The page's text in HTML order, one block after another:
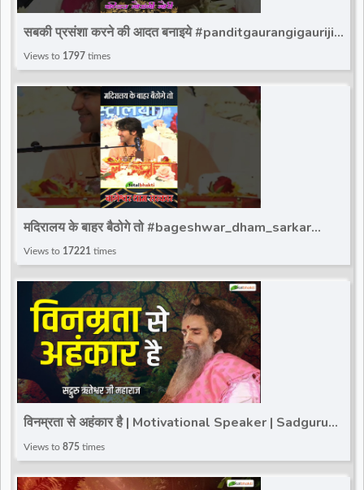
सबकी प्रसंशा करने की आदत बनाइये #panditgaurangigauriji
#gaurangi_gauri_ji #totalbhakti
Views to 1797 times
मदिरालय के बाहर बैठोगे तो #bageshwar_dham_sarkar
#bdsshorts #bageshwardhamsarkar #ytshort
Views to 17221 times
विनम्रता से अहंकार है | Motivational Speaker | Sadguru
Riteshwar Ji Maharaj | Total Bhakti
Views to 875 times